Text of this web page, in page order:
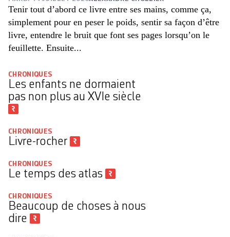
Tenir tout d’abord ce livre entre ses mains, comme ça,
simplement pour en peser le poids, sentir sa façon d’être
livre, entendre le bruit que font ses pages lorsqu’on le
feuillette. Ensuite...
CHRONIQUES
Les enfants ne dormaient
pas non plus au XVIe siècle
CHRONIQUES
Livre-rocher
CHRONIQUES
Le temps des atlas
CHRONIQUES
Beaucoup de choses à nous
dire